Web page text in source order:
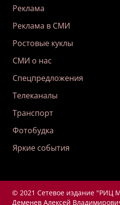
Реклама
Реклама в СМИ
Ростовые куклы
СМИ о нас
Спецпредложения
Телеканалы
Транспорт
Фотобудка
Яркие события
© 2021 Сетевое издание "РИЦ
Деменев Алексей